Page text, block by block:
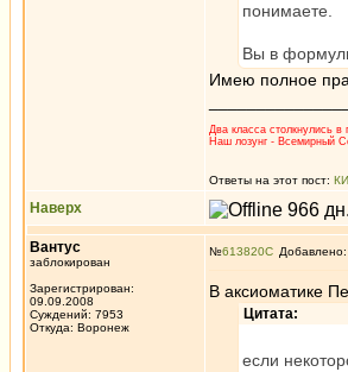
понимаете.
Вы в
Имею полное
Два класса столкнулись
Наш лозунг - Всемирный
Ответы на этот пост: КИ
Наверх
Вантус
заблокирован
Зарегистрирован:
09.09.2008
Суждений: 7953
Откуда: Воронеж
№613820
В аксиоматике
Цитата:
если